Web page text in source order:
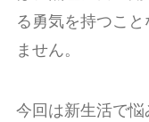
る勇気を持つこ
ません。
今回は新生活で